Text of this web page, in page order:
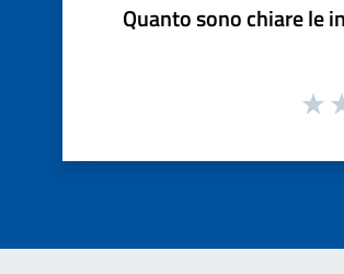
Quanto sono chiare le